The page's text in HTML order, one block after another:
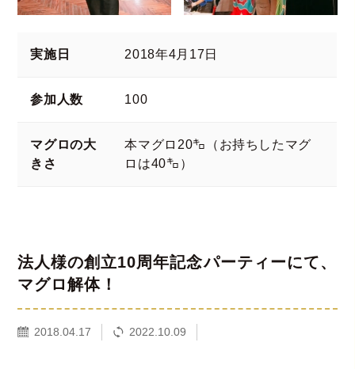
実施日 2018年4月17日
参加人数 100
マグロの大
きさ
本マグロ20㌔（お持ちしたマグ
ロは40㌔）
法人様の創立10周年記念パーティーにて、
マグロ解体！
2018.04.17 2022.10.09